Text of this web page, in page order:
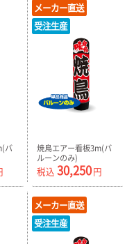
バ
メーカー直送
受注生産
焼鳥エアー看板3m(バ
ルーンのみ)
AR090142IN_C
税込 30,250円
メーカー直送
受注生産